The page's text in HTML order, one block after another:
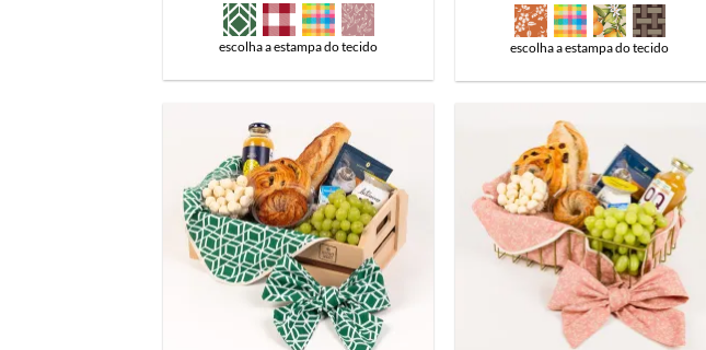
escolha a estampa do tecido escolha a estampa do tecido